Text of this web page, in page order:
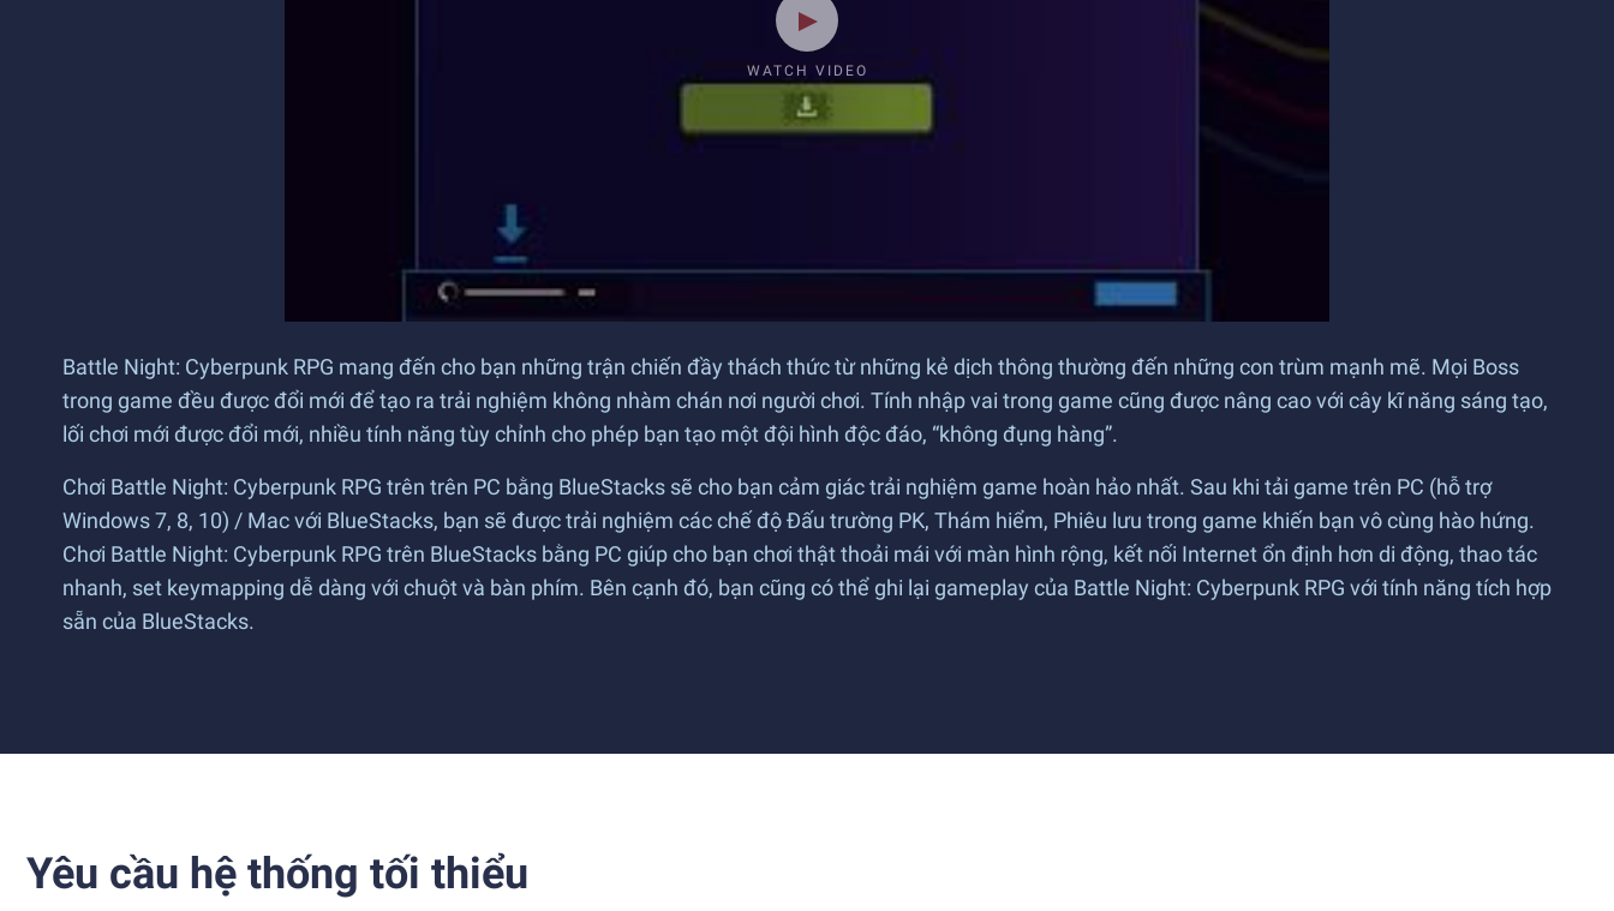
WATCH VIDEO
Battle Night: Cyberpunk RPG mang đến cho bạn những trận chiến đầy thách thức từ những kẻ dịch thông thường đến những con trùm mạnh mẽ. Mọi Boss
trong game đều được đổi mới để tạo ra trải nghiệm không nhàm chán nơi người chơi. Tính nhập vai trong game cũng được nâng cao với cây kĩ năng sáng tạo,
lối chơi mới được đổi mới, nhiều tính năng tùy chỉnh cho phép bạn tạo một đội hình độc đáo, “không đụng hàng”.
Chơi Battle Night: Cyberpunk RPG trên trên PC bằng BlueStacks sẽ cho bạn cảm giác trải nghiệm game hoàn hảo nhất. Sau khi tải game trên PC (hỗ trợ
Windows 7, 8, 10) / Mac với BlueStacks, bạn sẽ được trải nghiệm các chế độ Đấu trường PK, Thám hiểm, Phiêu lưu trong game khiến bạn vô cùng hào hứng.
Chơi Battle Night: Cyberpunk RPG trên BlueStacks bằng PC giúp cho bạn chơi thật thoải mái với màn hình rộng, kết nối Internet ổn định hơn di động, thao tác
nhanh, set keymapping dễ dàng với chuột và bàn phím. Bên cạnh đó, bạn cũng có thể ghi lại gameplay của Battle Night: Cyberpunk RPG với tính năng tích hợp
sẵn của BlueStacks.
Yêu cầu hệ thống tối thiểu